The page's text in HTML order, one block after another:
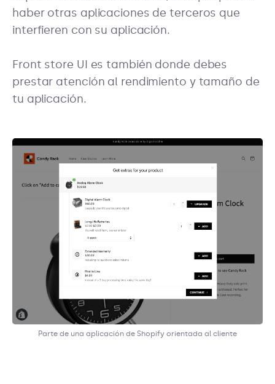
haber otras aplicaciones de terceros que
interfieren con su aplicación.
Front store UI es también donde debes
prestar atención al rendimiento y tamaño de
tu aplicación.
Parte de una aplicación de Shopify orientada al cliente